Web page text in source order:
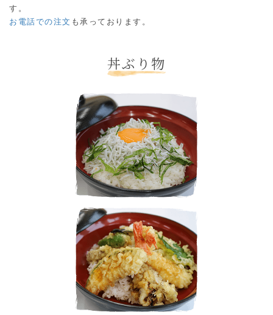
す。
お電話での注文 も承っております。
丼ぶり物